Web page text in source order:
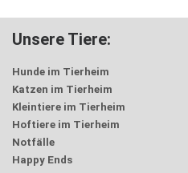
Unsere Tiere:
Hunde im Tierheim
Katzen im Tierheim
Kleintiere im Tierheim
Hoftiere im Tierheim
Notfälle
Happy Ends